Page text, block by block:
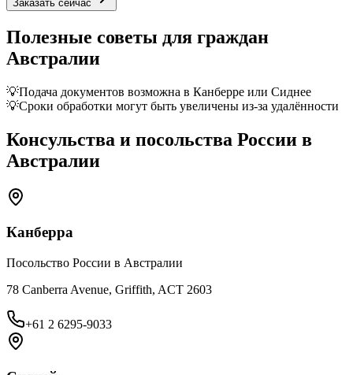
Заказать сейчас
Полезные советы для граждан
Австралии
💡Подача документов возможна в Канберре или Сиднее
💡Сроки обработки могут быть увеличены из-за удалённости
Консульства и посольства России в
Австралии
Канберра
Посольство России в Австралии
78 Canberra Avenue, Griffith, ACT 2603
+61 2 6295-9033